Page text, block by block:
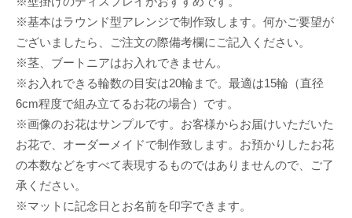
※基本はラウンド型アレンジで制作致します。何かご要望が
ございましたら、ご注文の際備考欄にご記入ください。
※茎、ブートニアはお入れできません。
※お入れできる輪数の目安は20輪まで。最適は15輪（直径
6cm程度で組み立てるお花の場合）です。
※画像のお花はサンプルです。お客様からお届けいただいた
お花で、オーダーメイドで制作致します。お預かりしたお花
の本数などをすべて表現するものではありませんので、ご了
承ください。
※マットに記念日とお名前を印字できます。